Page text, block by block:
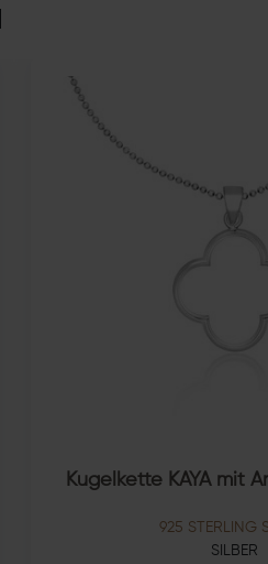
Kugelkette KAYA mit
925 STERLING
SILBER